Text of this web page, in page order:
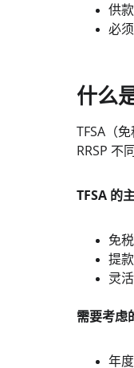
供
必
什么
TFSA（
RRSP 不
TFSA 的
免
提
灵
需要考虑
年